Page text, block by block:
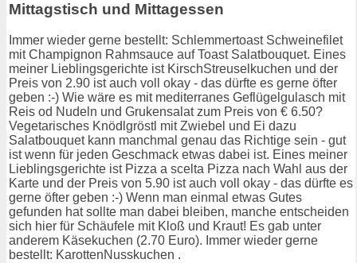
Mittagstisch und Mittagessen
Immer wieder gerne bestellt: Schlemmertoast Schweinefilet
mit Champignon Rahmsauce auf Toast Salatbouquet. Eines
meiner Lieblingsgerichte ist KirschStreuselkuchen und der
Preis von 2.90 ist auch voll okay - das dürfte es gerne öfter
geben :-) Wie wäre es mit mediterranes Geflügelgulasch mit
Reis od Nudeln und Grukensalat zum Preis von € 6.50?
Vegetarisches Knödlgröstl mit Zwiebel und Ei dazu
Salatbouquet kann manchmal genau das Richtige sein - gut
ist wenn für jeden Geschmack etwas dabei ist. Eines meiner
Lieblingsgerichte ist Pizza a scelta Pizza nach Wahl aus der
Karte und der Preis von 5.90 ist auch voll okay - das dürfte es
gerne öfter geben :-) Wenn man einmal etwas Gutes
gefunden hat sollte man dabei bleiben, manche entscheiden
sich hier für Schäufele mit Kloß und Kraut! Es gab unter
anderem Käsekuchen (2.70 Euro). Immer wieder gerne
bestellt: KarottenNusskuchen .